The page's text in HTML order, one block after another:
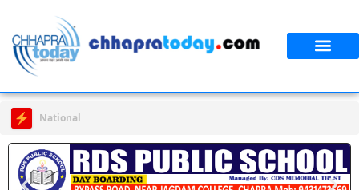
National Javelin Day | जिला स्तरीय प्रतियोगिता का हुआ आयोजन